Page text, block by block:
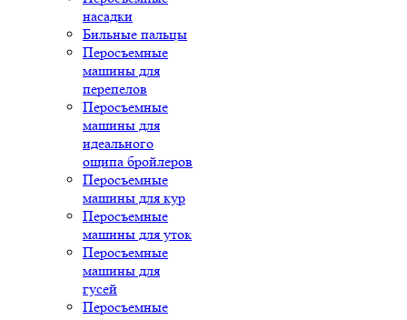
насадки
Бильные пальцы
Перосъемные
машины для
перепелов
Перосъемные
машины для
идеального
ощипа бройлеров
Перосъемные
машины для кур
Перосъемные
машины для уток
Перосъемные
машины для
гусей
Перосъемные